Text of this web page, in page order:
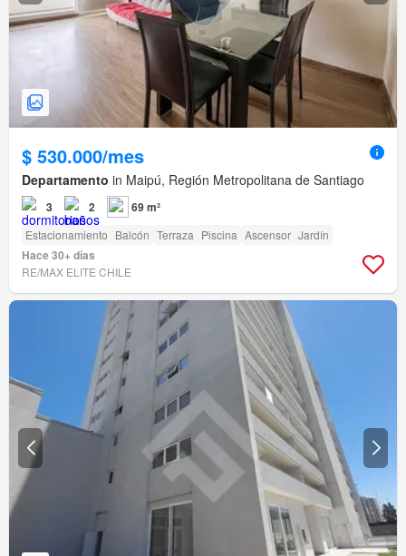
$ 530.000/mes
Departamento in Maipú, Región Metropolitana de Santiago
3 2 69 m²
Estacionamiento Balcón Terraza Piscina Ascensor Jardín
Hace 30+ días
RE/MAX ELITE CHILE